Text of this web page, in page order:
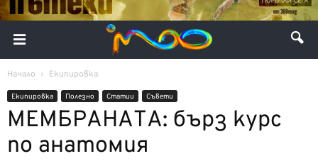
Начало Екипировка
Екипировка Полезно Статии Съвети
МЕМБРАНАТА: бърз курс
по анатомия